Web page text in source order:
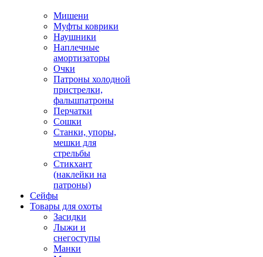
Мишени
Муфты коврики
Наушники
Наплечные
амортизаторы
Очки
Патроны холодной
пристрелки,
фальшпатроны
Перчатки
Сошки
Станки, упоры,
мешки для
стрельбы
Стикхант
(наклейки на
патроны)
Сейфы
Товары для охоты
Засидки
Лыжи и
снегоступы
Манки